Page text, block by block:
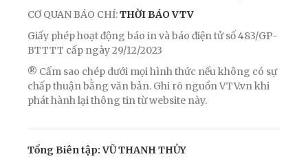
CƠ QUAN BÁO CHÍ:THỜI BÁO VTV
Giấy phép hoạt động báo in và báo điện tử số 483/GP-
BTTTT cấp ngày 29/12/2023
® Cấm sao chép dưới mọi hình thức nếu không có sự
chấp thuận bằng văn bản. Ghi rõ nguồn VTV.vn khi
phát hành lại thông tin từ website này.
Tổng Biên tập: VŨ THANH THỦY